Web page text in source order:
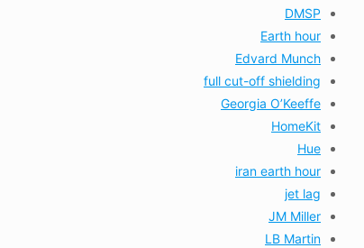
DMSP
Earth hour
Edvard Munch
full cut-off shielding
Georgia O’Keeffe
HomeKit
Hue
iran earth hour
jet lag
JM Miller
LB Martin